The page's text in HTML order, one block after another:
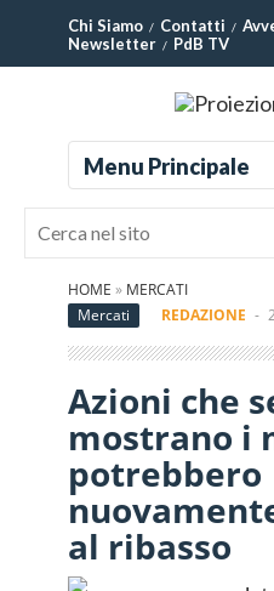
Chi Siamo Contatti
Newsletter
PdB TV
HOME » MERCATI
Mercati
REDAZIONE -
Azioni che
mostrano i
potrebbero
al ribasso